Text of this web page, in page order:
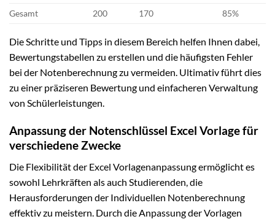
Gesamt 200 170 85%
Die Schritte und Tipps in diesem Bereich helfen Ihnen dabei,
Bewertungstabellen zu erstellen und die häufigsten Fehler
bei der Notenberechnung zu vermeiden. Ultimativ führt dies
zu einer präziseren Bewertung und einfacheren Verwaltung
von Schülerleistungen.
Anpassung der Notenschlüssel Excel Vorlage für
verschiedene Zwecke
Die Flexibilität der Excel Vorlagenanpassung ermöglicht es
sowohl Lehrkräften als auch Studierenden, die
Herausforderungen der Individuellen Notenberechnung
effektiv zu meistern. Durch die Anpassung der Vorlagen